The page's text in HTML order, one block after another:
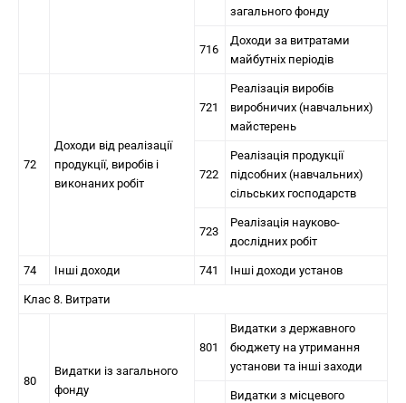
загального фонду
716
Доходи за витратами
майбутніх періодів
72
Доходи від реалізації
продукції, виробів і
виконаних робіт
721
Реалізація виробів
виробничих (навчальних)
майстерень
722
Реалізація продукції
підсобних (навчальних)
сільських господарств
723
Реалізація науково-
дослідних робіт
74 Інші доходи 741 Інші доходи установ
Клас 8. Витрати
80
Видатки із загального
фонду
801
Видатки з державного
бюджету на утримання
установи та інші заходи
Видатки з місцевого